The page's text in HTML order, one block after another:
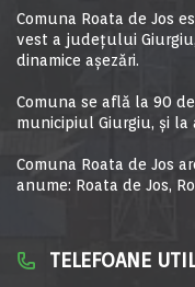
Comuna Roata de Jos
vest a judeţului
dinamice aşezări.
Comuna se află la 90
municipiul Giurgiu, şi la
Comuna Roata de Jos
anume: Roata de Jos,
TELEFOANE